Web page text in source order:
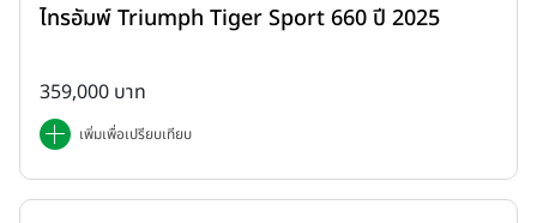
ไทรอัมพ์ Triumph Tiger Sport 660 ปี 2025
359,000 บาท
เพิ่มเพื่อเปรียบเทียบ